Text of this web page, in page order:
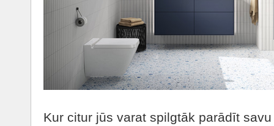
Kur citur jūs varat spilgtāk parādīt